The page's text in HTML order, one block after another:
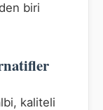
biri
kaliteli